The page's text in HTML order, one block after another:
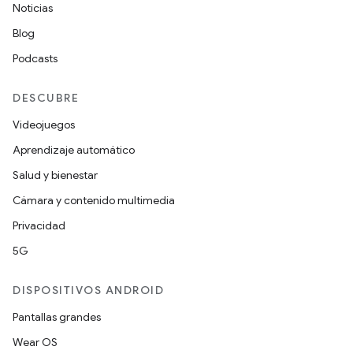
Noticias
Blog
Podcasts
DESCUBRE
Videojuegos
Aprendizaje automático
Salud y bienestar
Cámara y contenido multimedia
Privacidad
5G
DISPOSITIVOS ANDROID
Pantallas grandes
Wear OS